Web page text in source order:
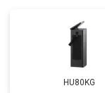
HU80KG